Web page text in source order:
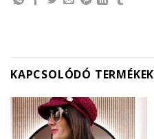
KAPCSOLÓDÓ TERMÉKEK